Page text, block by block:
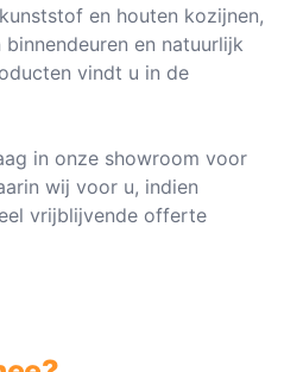
en houten kozijnen,
en natuurlijk
vindt u in de
in onze showroom voor
wij voor u, indien
vrijblijvende offerte